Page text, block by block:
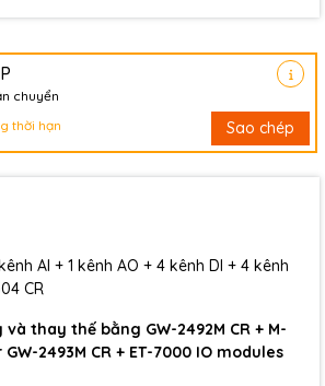
chuyển
thời hạn
Sao chép
AI + 1 kênh AO + 4 kênh DI + 4 kênh
CR
và thay thế bằng GW-2492M CR + M-
2493M CR + ET-7000 IO modules